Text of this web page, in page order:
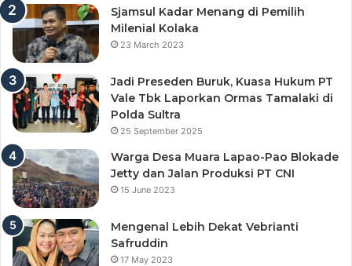
Sjamsul Kadar Menang di Pemilih
Milenial Kolaka
23 March 2023
Jadi Preseden Buruk, Kuasa Hukum PT
Vale Tbk Laporkan Ormas Tamalaki di
Polda Sultra
25 September 2025
Warga Desa Muara Lapao-Pao Blokade
Jetty dan Jalan Produksi PT CNI
15 June 2023
Mengenal Lebih Dekat Vebrianti
Safruddin
17 May 2023